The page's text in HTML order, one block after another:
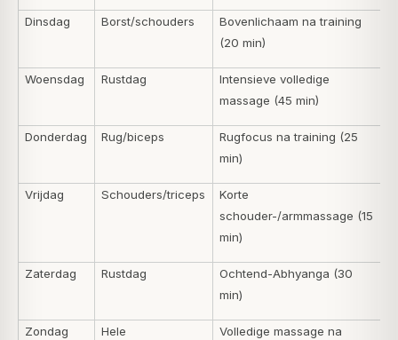
Dinsdag Borst/schouders
Bovenlichaam na training
(20 min)
Woensdag Rustdag
Intensieve volledige
massage (45 min)
Donderdag Rug/biceps
Rugfocus na training (25
min)
Vrijdag Schouders/triceps
Korte
schouder-/armmassage (15
min)
Zaterdag Rustdag
Ochtend-Abhyanga (30
min)
Zondag
Hele
Volledige massage na